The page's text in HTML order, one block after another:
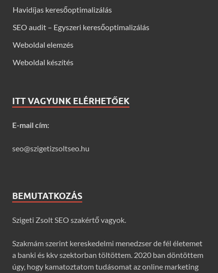
Havidíjas keresőoptimalizálás
SEO audit – Egyszeri keresőoptimalizálás
Weboldal elemzés
Weboldal készítés
ITT VAGYUNK ELÉRHETŐEK
E-mail cím:
seo@szigetizsoltseo.hu
BEMUTATKOZÁS
Szigeti Zsolt SEO szakértő vagyok.
Szakmám szerint kereskedelmi menedzser de fél életemet
a banki és kkv szektorban töltöttem. 2020 ban döntöttem
úgy, hogy kamatoztatom tudásomat az online marketing